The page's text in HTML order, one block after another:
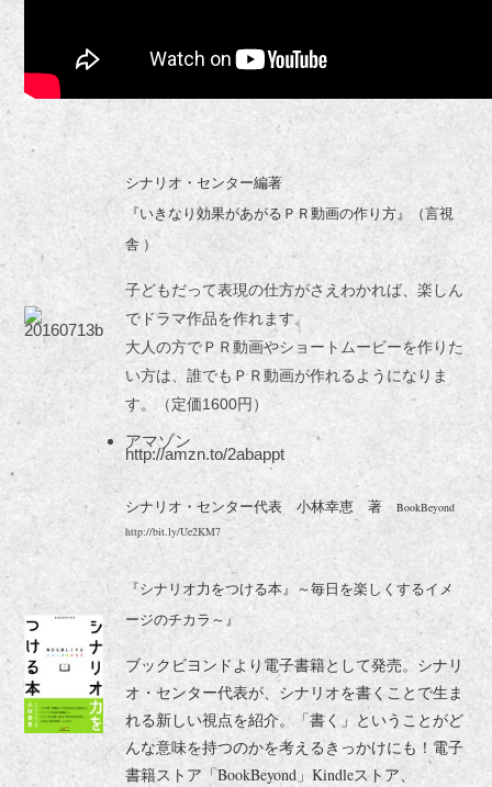
シナリオ・センター編著
『いきなり効果があがるＰＲ動画の作り方』（言視
舎 ）
子どもだって表現の仕方がさえわかれば、楽しん
でドラマ作品を作れます。
大人の方でＰＲ動画やショートムービーを作りた
い方は、誰でもＰＲ動画が作れるようになりま
す。（定価1600円）
アマゾン
http://amzn.to/2abappt
シナリオ・センター代表 小林幸恵 著BookBeyond
http://bit.ly/Ue2KM7
『シナリオ力をつける本』～毎日を楽しくするイメ
ージのチカラ～』
ブックビヨンドより電子書籍として発売。シナリ
オ・センター代表が、シナリオを書くことで生ま
れる新しい視点を紹介。「書く」ということがど
んな意味を持つのかを考えるきっかけにも！電子
書籍ストア「BookBeyond」Kindleストア、